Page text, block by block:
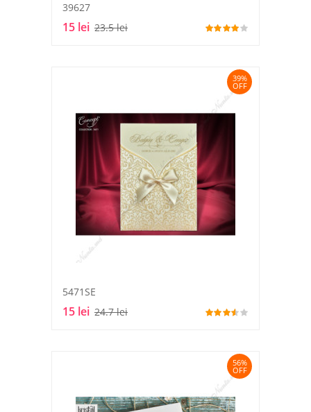
39627
15 lei 23.5 lei
39%
OFF
5471SE
15 lei 24.7 lei
56%
OFF